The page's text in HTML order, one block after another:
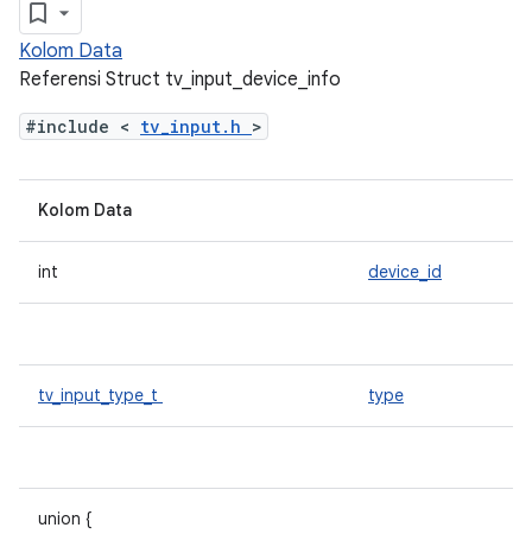
Kolom Data
Referensi Struct tv_input_device_info
#include < tv_input.h >
Kolom Data
int device_id
tv_input_type_t type
union {